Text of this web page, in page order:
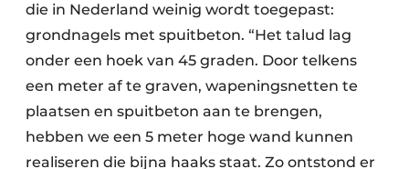
die in Nederland weinig wordt toegepast:
grondnagels met spuitbeton. “Het talud lag
onder een hoek van 45 graden. Door telkens
een meter af te graven, wapeningsnetten te
plaatsen en spuitbeton aan te brengen,
hebben we een 5 meter hoge wand kunnen
realiseren die bijna haaks staat. Zo ontstond er